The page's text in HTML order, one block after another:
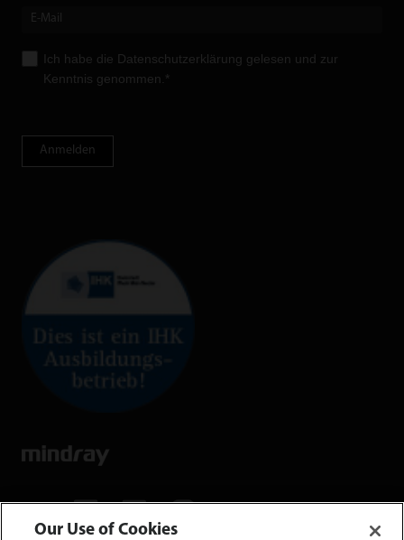
Ich habe die Datenschutzerklärung gelesen und zur
Kenntnis genommen.*
Anmelden
Our Use of Cookies